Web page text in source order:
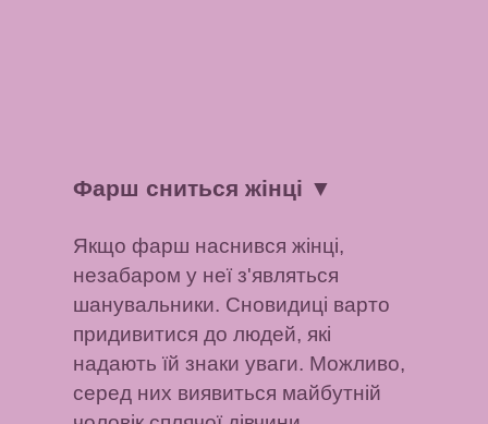
Фарш сниться жінці ▼
Якщо фарш наснився жінці,
незабаром у неї з'являться
шанувальники. Сновидиці варто
придивитися до людей, які
надають їй знаки уваги. Можливо,
серед них виявиться майбутній